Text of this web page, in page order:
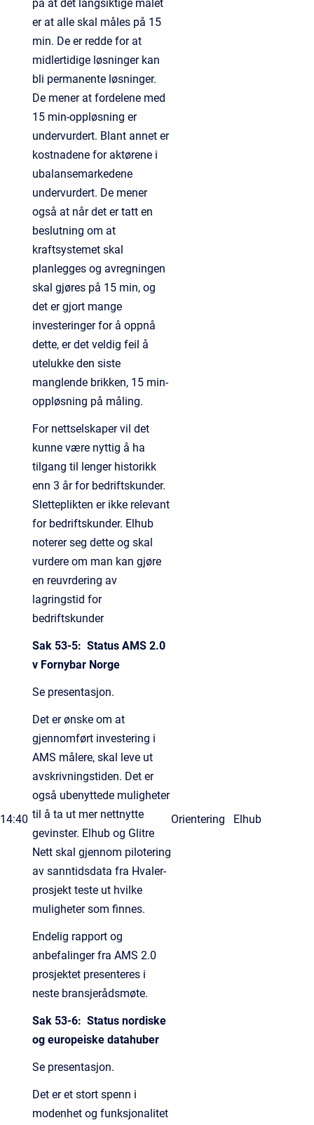
på at det langsiktige målet
er at alle skal måles på 15
min. De er redde for at
midlertidige løsninger kan
bli permanente løsninger.
De mener at fordelene med
15 min-oppløsning er
undervurdert. Blant annet er
kostnadene for aktørene i
ubalansemarkedene
undervurdert. De mener
også at når det er tatt en
beslutning om at
kraftsystemet skal
planlegges og avregningen
skal gjøres på 15 min, og
det er gjort mange
investeringer for å oppnå
dette, er det veldig feil å
utelukke den siste
manglende brikken, 15 min-
oppløsning på måling.
For nettselskaper vil det
kunne være nyttig å ha
tilgang til lenger historikk
enn 3 år for bedriftskunder.
Sletteplikten er ikke relevant
for bedriftskunder. Elhub
noterer seg dette og skal
vurdere om man kan gjøre
en reuvrdering av
lagringstid for
bedriftskunder
14:40
Sak 53-5: Status AMS 2.0
v Fornybar Norge
Se presentasjon.
Det er ønske om at
gjennomført investering i
AMS målere, skal leve ut
avskrivningstiden. Det er
også ubenyttede muligheter
til å ta ut mer nettnytte
gevinster. Elhub og Glitre
Nett skal gjennom pilotering
av sanntidsdata fra Hvaler-
prosjekt teste ut hvilke
muligheter som finnes.
Endelig rapport og
anbefalinger fra AMS 2.0
prosjektet presenteres i
neste bransjerådsmøte.
Orientering Elhub
Sak 53-6: Status nordiske
og europeiske datahuber
Se presentasjon.
Det er et stort spenn i
modenhet og funksjonalitet